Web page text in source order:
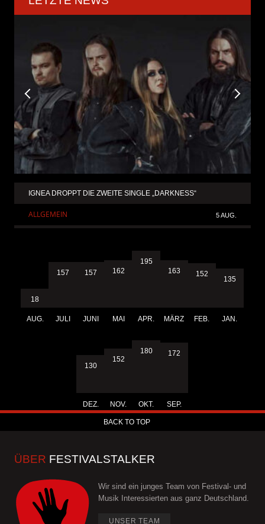
IGNEA DROPPT DIE ZWEITE SINGLE „DARKNESS“
ALLGEMEIN 5 AUG.
18
AUG.
157
JULI
157
JUNI
162
MAI
195
APR.
163
MÄRZ
152
FEB.
135
JAN.
130
DEZ.
152
NOV.
180
OKT.
172
SEP.
BACK TO TOP
ÜBER FESTIVALSTALKER
Wir sind ein junges Team von Festival- und
Musik Interessierten aus ganz Deutschland.
UNSER TEAM